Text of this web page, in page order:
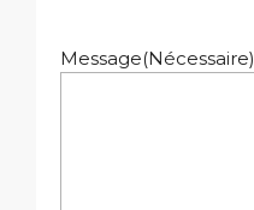
Message(Nécessaire)